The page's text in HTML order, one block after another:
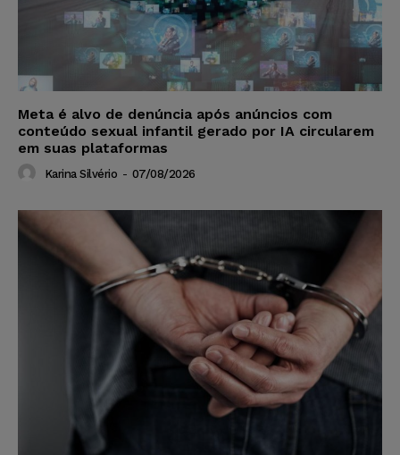
Meta é alvo de denúncia após anúncios com
conteúdo sexual infantil gerado por IA circularem
em suas plataformas
Karina Silvério - 07/08/2026